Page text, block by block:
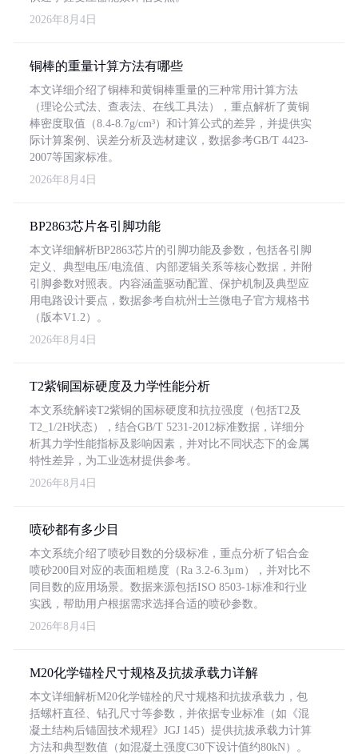
2026年8月4日
铜棒的重量计算方法有哪些
本文详细介绍了铜棒和黄铜棒重量的三种常用计算方法
（理论公式法、查表法、在线工具法），重点解析了黄铜
棒密度取值（8.4-8.7g/cm³）和计算公式的差异，并提供实
际计算案例、误差分析及选材建议，数据参考GB/T 4423-
2007等国家标准。
2026年8月4日
BP2863芯片各引脚功能
本文详细解析BP2863芯片的引脚功能及参数，包括各引脚
定义、典型电压/电流值、内部逻辑关系等核心数据，并附
引脚参数对照表。内容涵盖驱动配置、保护机制及典型应
用电路设计要点，数据参考自杭州士兰微电子官方规格书
（版本V1.2）。
2026年8月4日
T2紫铜国标硬度及力学性能分析
本文系统解读T2紫铜的国标硬度和抗拉强度（包括T2及
T2_1/2H状态），结合GB/T 5231-2012标准数据，详细分
析其力学性能指标及影响因素，并对比不同状态下的金属
特性差异，为工业选材提供参考。
2026年8月4日
喷砂都有多少目
本文系统介绍了喷砂目数的分级标准，重点分析了铝合金
喷砂200目对应的表面粗糙度（Ra 3.2-6.3μm），并对比不
同目数的应用场景。数据来源包括ISO 8503-1标准和行业
实践，帮助用户根据需求选择合适的喷砂参数。
2026年8月4日
M20化学锚栓尺寸规格及抗拔承载力详解
本文详细解析M20化学锚栓的尺寸规格和抗拔承载力，包
括螺杆直径、钻孔尺寸等参数，并依据专业标准（如《混
凝土结构后锚固技术规程》JGJ 145）提供抗拔承载力计算
方法和典型数值（如混凝土强度C30下设计值约80kN）。